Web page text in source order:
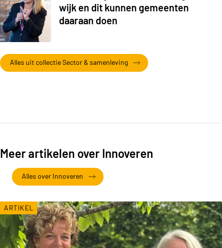
wijk en dit kunnen gemeenten
daaraan doen
Alles uit collectie Sector & samenleving
Meer artikelen over Innoveren
Alles over Innoveren
ARTIKEL